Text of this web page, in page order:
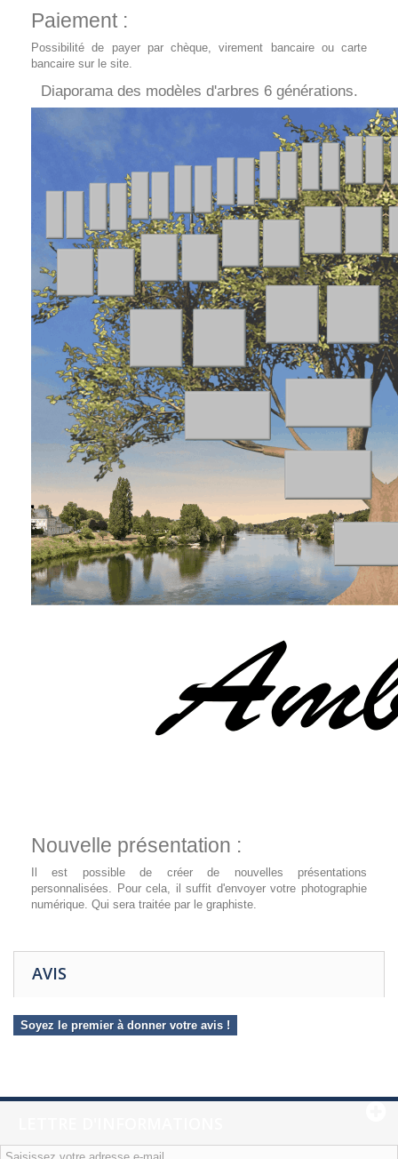
Paiement :
Possibilité de payer par chèque, virement bancaire ou carte
bancaire sur le site.
Diaporama des modèles d'arbres 6 générations.
Nouvelle présentation :
Il est possible de créer de nouvelles présentations
personnalisées. Pour cela, il suffit d'envoyer votre photographie
numérique. Qui sera traitée par le graphiste.
AVIS
Soyez le premier à donner votre avis !